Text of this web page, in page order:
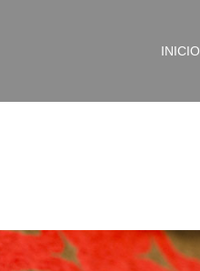
INICIO